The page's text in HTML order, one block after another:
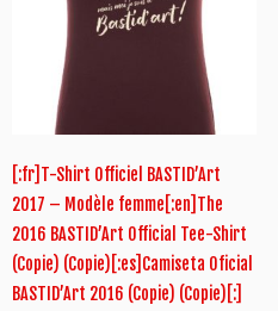
[:fr]T-Shirt Officiel BASTID’Art
2017 – Modèle femme[:en]The
2016 BASTID’Art Official Tee-Shirt
(Copie) (Copie)[:es]Camiseta Oficial
BASTID’Art 2016 (Copie) (Copie)[:]